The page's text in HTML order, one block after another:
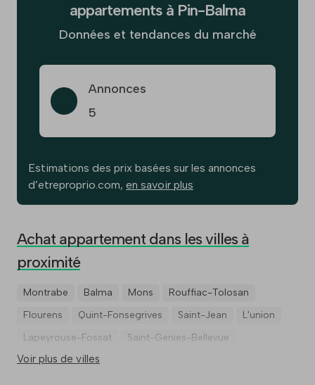
appartements à Pin-Balma
Données et tendances du marché
Annonces
5
Estimations des prix basées sur les annonces
d’etreproprio.com, en savoir plus
Achat appartement dans les villes à
proximité
Montrabe Balma Mons
Rouffiac-Tolosan
Flourens
Quint-Fonsegrives Saint-Jean
L'union
Lapeyrouse-Fossat
Saint-Genies-Bellevue
Voir plus de villes